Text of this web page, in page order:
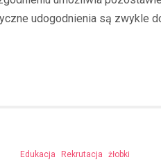
udogodnienia są
Edukacja Rekrutacja żłobki